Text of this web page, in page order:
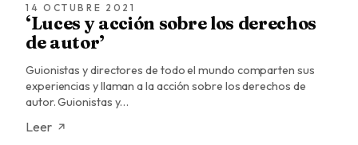
14 OCTUBRE 2021
‘Luces y acción sobre los derechos
de autor’
Guionistas y directores de todo el mundo comparten sus
experiencias y llaman a la acción sobre los derechos de
autor. Guionistas y…
Leer